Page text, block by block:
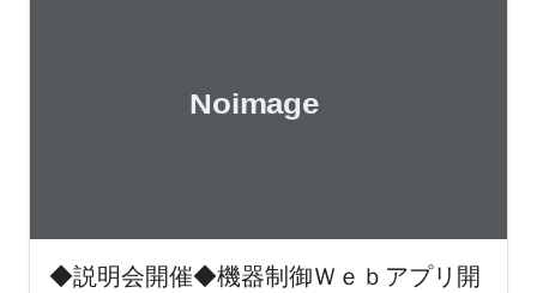
◆説明会開催◆機器制御Ｗｅｂアプリ開